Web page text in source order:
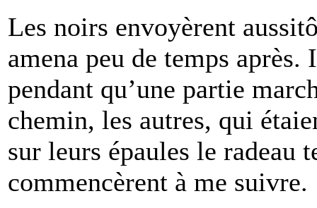
Les noirs envoyèrent
amena peu de temps
pendant qu’une partie
chemin, les autres, qui
sur leurs épaules le radeau
commencèrent à me suivre.